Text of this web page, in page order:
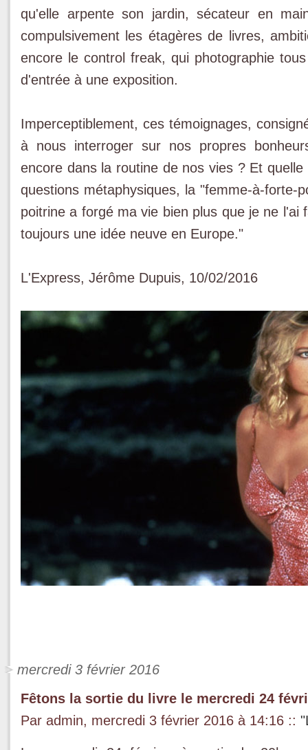
qu'elle arpente son jardin, sécateur en
compulsivement les étagères de livres,
encore le control freak, qui photographie
d'entrée à une exposition.
Imperceptiblement, ces témoignages,
à nous interroger sur nos propres
encore dans la routine de nos vies ? Et
questions métaphysiques, la "femme-à-forte-
poitrine a forgé ma vie bien plus que je ne l'ai
toujours une idée neuve en Europe."
L'Express, Jérôme Dupuis, 10/02/2016
mercredi 3 février 2016
Fêtons la sortie du livre le mercredi 24
Par admin, mercredi 3 février 2016 à 14:16 ::